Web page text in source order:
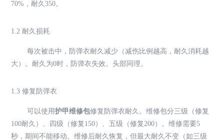
70%，耐久350。
1.2 耐久损耗
每次被击中，防弹衣耐久减少（减伤比例越高，耐久消耗越
大）。耐久为0时，防弹衣失效。头部同理。
1.3 修复防弹衣
可以使用护甲维修包修复防弹衣耐久。维修包分三级（修复
100耐久）、四级（修复150）、五级（修复200）。维修需要5
秒，期间不能移动。维修后耐久恢复，但最大耐久不变（如三级